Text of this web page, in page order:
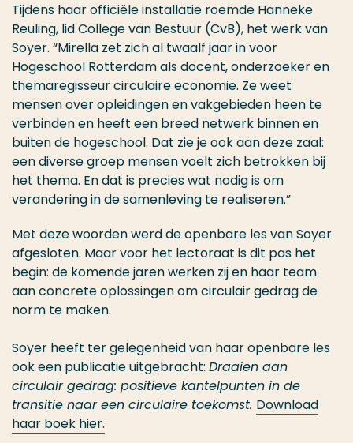
Tijdens haar officiële installatie roemde Hanneke
Reuling, lid College van Bestuur (CvB), het werk van
Soyer. “Mirella zet zich al twaalf jaar in voor
Hogeschool Rotterdam als docent, onderzoeker en
themaregisseur circulaire economie. Ze weet
mensen over opleidingen en vakgebieden heen te
verbinden en heeft een breed netwerk binnen en
buiten de hogeschool. Dat zie je ook aan deze zaal:
een diverse groep mensen voelt zich betrokken bij
het thema. En dat is precies wat nodig is om
verandering in de samenleving te realiseren.”
Met deze woorden werd de openbare les van Soyer
afgesloten. Maar voor het lectoraat is dit pas het
begin: de komende jaren werken zij en haar team
aan concrete oplossingen om circulair gedrag de
norm te maken.
Soyer heeft ter gelegenheid van haar openbare les
ook een publicatie uitgebracht: Draaien aan
circulair gedrag: positieve kantelpunten in de
transitie naar een circulaire toekomst. Download
haar boek hier.